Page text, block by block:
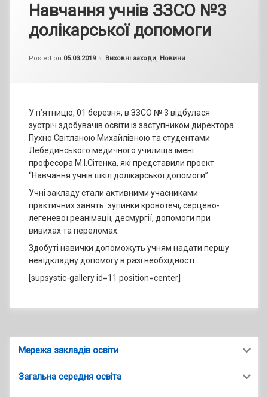
Навчання учнів ЗЗСО №3
долікарської допомоги
Posted on 05.03.2019
by admin
Categories:
Виховні заходи, Новини
У п’ятницю, 01 березня, в ЗЗСО № 3 відбулася
зустріч здобувачів освіти із заступником директора
Пухно Світланою Михайлівною та студентами
Лебединського медичного училища імені
професора М.І.Сітенка, які представили проект
“Навчання учнів шкіл долікарської допомоги”.
Учні закладу стали активними учасниками
практичних занять: зупинки кровотечі, серцево-
легеневої реанімації, десмургії, допомоги при
вивихах та переломах.
Здобуті навички допоможуть учням надати першу
невідкладну допомогу в разі необхідності.
[supsystic-gallery id=11 position=center]
Мережа закладів освіти
Загальна середня освіта